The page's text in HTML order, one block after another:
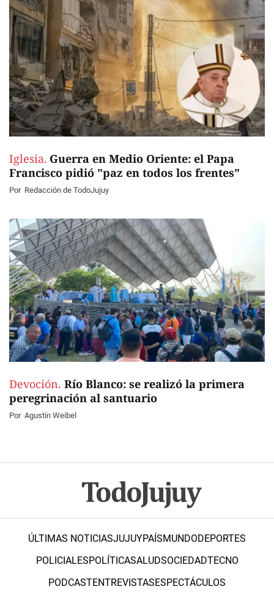
Iglesia. Guerra en Medio Oriente: el Papa
Francisco pidió "paz en todos los frentes"
Por Redacción de TodoJujuy
Devoción. Río Blanco: se realizó la primera
peregrinación al santuario
Por Agustín Weibel
ÚLTIMAS NOTICIASJUJUYPAÍSMUNDODEPORTES
POLICIALESPOLÍTICASALUDSOCIEDADTECNO
PODCASTENTREVISTASESPECTÁCULOS